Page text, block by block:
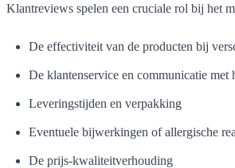
Klantreviews spelen een cruciale rol bij het
De effectiviteit van de producten bij
De klantenservice en communicatie met
Leveringstijden en verpakking
Eventuele bijwerkingen of allergische
De prijs-kwaliteitverhouding